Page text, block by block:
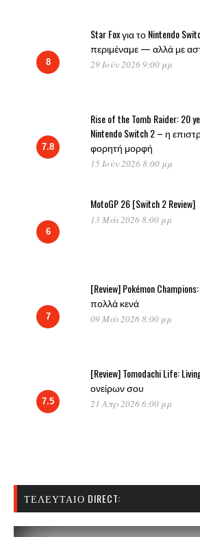
8
Star Fox για το Nintendo
περιμέναμε — αλλά με
29 Ιούν 2026 9:00 μμ
7.8
Rise of the Tomb Raider: 20
Nintendo Switch 2 – η
φορητή μορφή
15 Ιούν 2026 8:00 μμ
6
MotoGP 26 [Switch 2 Review]
13 Μάι 2026 8:00 μμ
7
[Review] Pokémon
πολλά κενά
09 Μάι 2026 8:00 μμ
7.5
[Review] Tomodachi Life:
ονείρων σου
21 Απρ 2026 6:00 μμ
ΤΕΛΕΥΤΑΊΟ DIRECT: